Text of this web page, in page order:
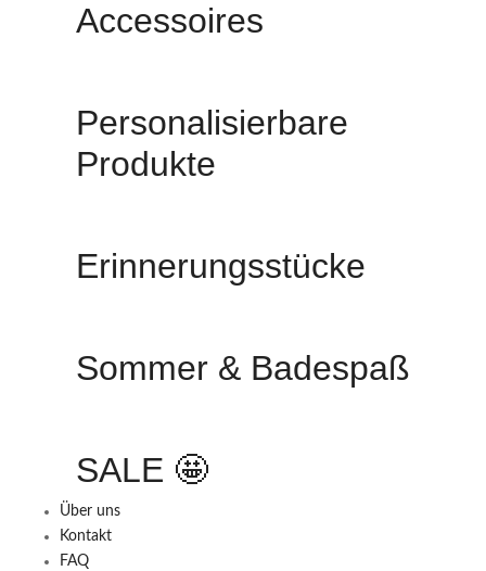
Accessoires
Personalisierbare
Produkte
Erinnerungsstücke
Sommer & Badespaß
SALE 🤩
Über uns
Kontakt
FAQ